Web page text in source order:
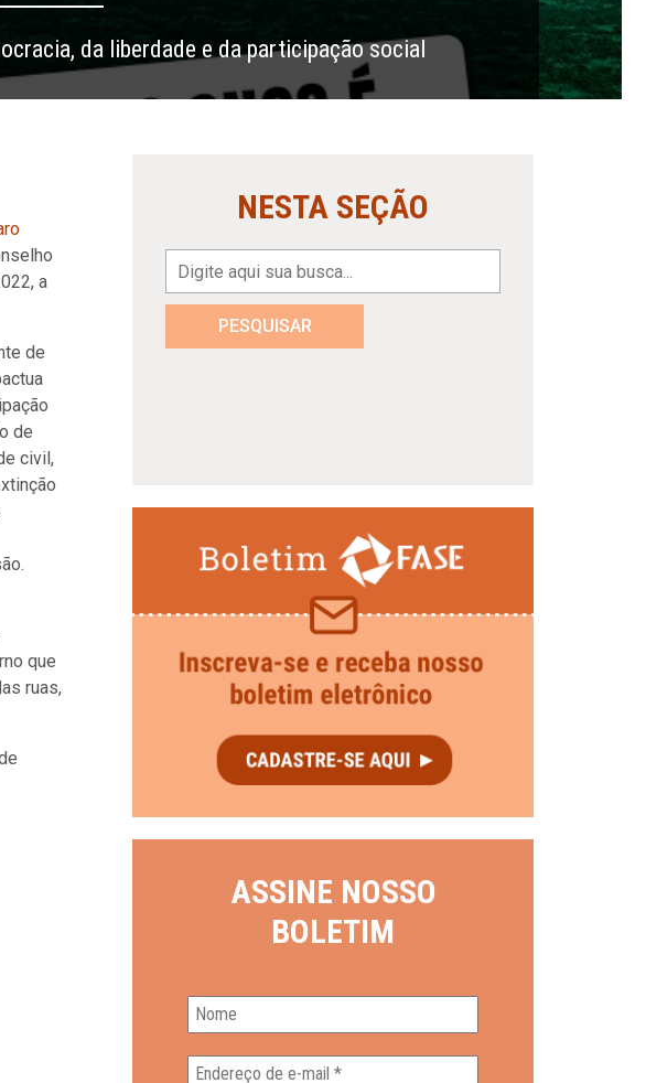
da liberdade e da participação social
a
de
de
civil,
que
ruas,
NESTA SEÇÃO
PESQUISAR
ASSINE NOSSO
BOLETIM